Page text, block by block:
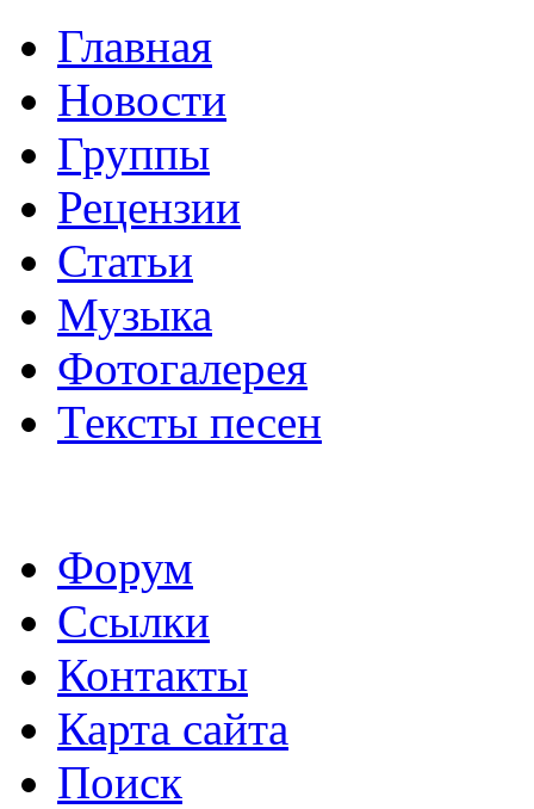
Главная
Новости
Группы
Рецензии
Статьи
Музыка
Фотогалерея
Тексты песен
Форум
Ссылки
Контакты
Карта сайта
Поиск